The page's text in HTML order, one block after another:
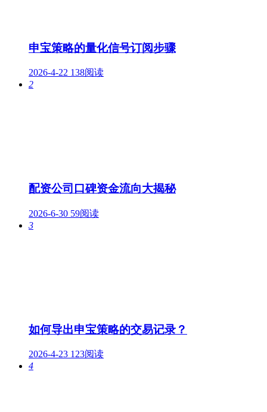
申宝策略的量化信号订阅步骤
2026-4-22 138阅读
2
配资公司口碑资金流向大揭秘
2026-6-30 59阅读
3
如何导出申宝策略的交易记录？
2026-4-23 123阅读
4